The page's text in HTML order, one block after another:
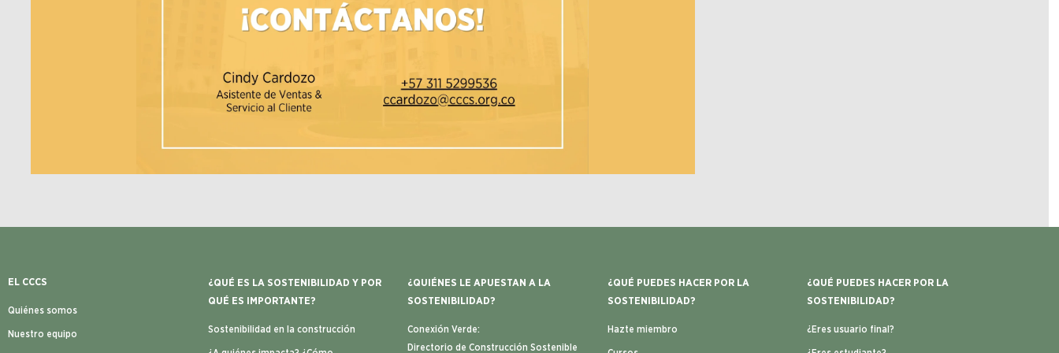
EL CCCS
Quiénes somos
Nuestro equipo
¿QUÉ ES LA SOSTENIBILIDAD Y POR
QUÉ ES IMPORTANTE?
Sostenibilidad en la construcción
¿QUIÉNES LE APUESTAN A LA
SOSTENIBILIDAD?
Conexión Verde:
Directorio de Construcción Sostenible
¿QUÉ PUEDES HACER POR LA
SOSTENIBILIDAD?
Hazte miembro
¿QUÉ PUEDES HACER POR LA
SOSTENIBILIDAD?
¿Eres usuario final?